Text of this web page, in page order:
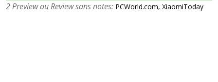
2 Preview ou Review sans notes: PCWorld.com, XiaomiToday